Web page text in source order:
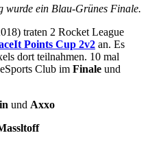
wurde ein Blau-Grünes Finale.
traten 2 Rocket League
Points Cup 2v2 an. Es
dort teilnahmen. 10 mal
Club im Finale und
und Axxo